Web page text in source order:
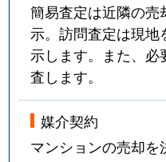
簡易査定は近隣の
示。訪問査定は現
示します。また、
査します。
媒介契約
マンションの売却